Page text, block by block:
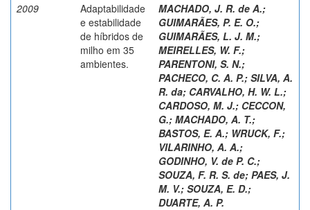
2009
Adaptabilidade
e estabilidade
de híbridos de
milho em 35
ambientes.
MACHADO, J. R. de A.;
GUIMARÃES, P. E. O.;
GUIMARÃES, L. J. M.;
MEIRELLES, W. F.;
PARENTONI, S. N.;
PACHECO, C. A. P.; SILVA, A.
R. da; CARVALHO, H. W. L.;
CARDOSO, M. J.; CECCON,
G.; MACHADO, A. T.;
BASTOS, E. A.; WRUCK, F.;
VILARINHO, A. A.;
GODINHO, V. de P. C.;
SOUZA, F. R. S. de; PAES, J.
M. V.; SOUZA, E. D.;
DUARTE, A. P.